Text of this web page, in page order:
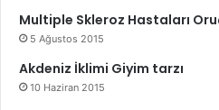
Multiple Skleroz Hastaları
5 Ağustos 2015
Akdeniz İklimi Giyim tarzı
10 Haziran 2015